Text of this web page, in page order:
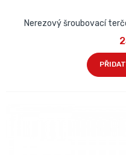
Nerezový šroubovací